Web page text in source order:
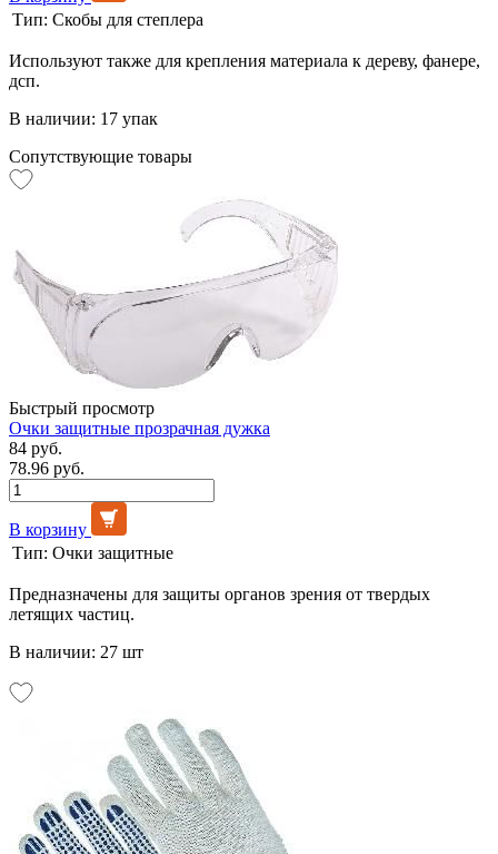
Тип: Скобы для степлера
Используют также для крепления материала к дереву, фанере,
дсп.
В наличии: 17 упак
Сопутствующие товары
Быстрый просмотр
Очки защитные прозрачная дужка
84 руб.
78.96 руб.
В корзину
Тип: Очки защитные
Предназначены для защиты органов зрения от твердых
летящих частиц.
В наличии: 27 шт